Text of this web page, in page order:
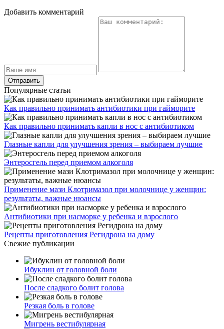
Добавить комментарий
Популярные статьи
Как правильно принимать антибиотики при гайморите
Как правильно принимать капли в нос с антибиотиком
Глазные капли для улучшения зрения – выбираем лучшие
Энтеросгель перед приемом алкоголя
Применение мази Клотримазол при молочнице у женщин:
результаты, важные нюансы
Антибиотики при насморке у ребенка и взрослого
Рецепты приготовления Регидрона на дому
Свежие публикации
Ибуклин от головной боли
После сладкого болит голова
Резкая боль в голове
Мигрень вестибулярная